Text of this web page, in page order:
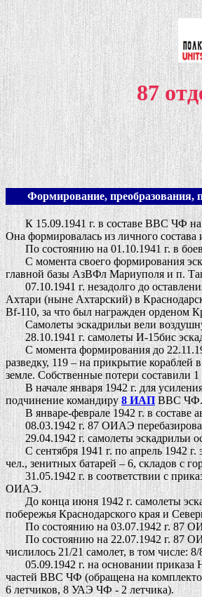
87
Формирование, преобразования,
К 15.09.1941 г. в составе ВВС ЧФ на
Она формировалась из личного
По состоянию на 01.10.1941 г. в
С момента своего формирования
главной базы АзВФл Мариуполя и п.
07.10.1941 г. незадолго до
Ахтари (ныне Ахтарский) в
Bf-110, за что был награжден орденом
Самолеты эскадрильи вели
28.10.1941 г. самолеты И-15бис
С момента формирования до
разведку, 119 – на прикрытие
земле. Собственные потери составили 1
В начале января 1942 г. для усиления
подчинение командиру8 ИАПВВС ЧФ.
В январе-феврале 1942 г. в составе
08.03.1942 г. 87 ОИАЭ
29.04.1942 г. самолеты эскадрильи
С сентября 1941 г. по апрель 1942 г.
чел., зенитных батарей – 6, складов с
31.05.1942 г. в соответствии с
ОИАЭ.
До конца июня 1942 г. самолеты
побережья Краснодарского края и
По состоянию на 03.07.1942 г. 87
По состоянию на 22.07.1942 г. 87
числилось 21/21 самолет, в том
05.09.1942 г. на основании приказа
частей ВВС ЧФ (обращена на
6 летчиков, 8 УАЭ ЧФ - 2 летчика).